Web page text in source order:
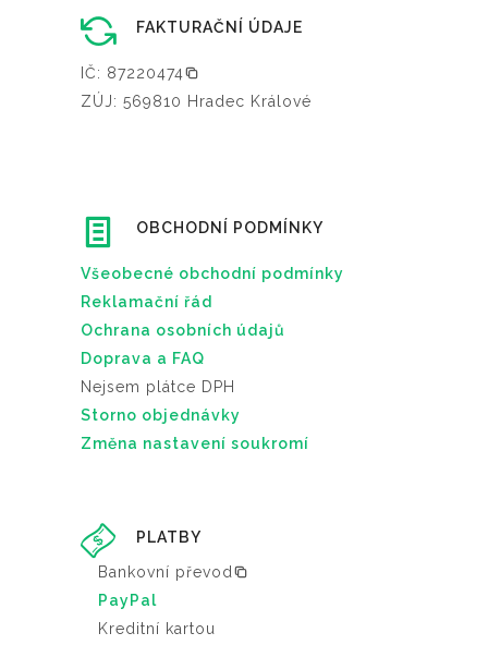
FAKTURAČNÍ ÚDAJE
IČ: 87220474
ZÚJ: 569810 Hradec Králové
OBCHODNÍ PODMÍNKY
Všeobecné obchodní podmínky
Reklamační řád
Ochrana osobních údajů
Doprava a FAQ
Nejsem plátce DPH
Storno objednávky
Změna nastavení soukromí
PLATBY
Bankovní převod
PayPal
Kreditní kartou